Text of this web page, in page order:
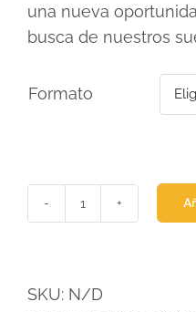
una nueva
busca de nuestros
Formato
Lulú
SKU: N/D